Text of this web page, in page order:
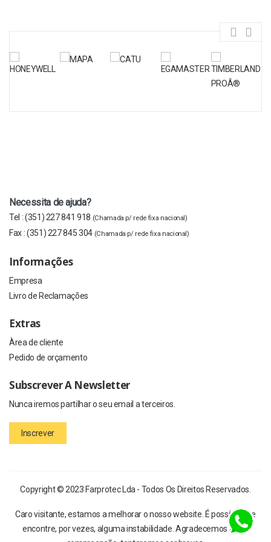
Necessita de ajuda?
Tel :(351) 227 841 918 (Chamada p/ rede fixa nacional)
Fax :(351) 227 845 304 (Chamada p/ rede fixa nacional)
Informações
Empresa
Livro de Reclamações
Extras
Àrea de cliente
Pedido de orçamento
Subscrever A Newsletter
Nunca iremos partilhar o seu email a terceiros.
Inscrever
Copyright © 2023 Farprotec Lda - Todos Os Direitos Reservados.
Caro visitante, estamos a melhorar o nosso website. É possível que
encontre, por vezes, alguma instabilidade. Agradecemos a sua